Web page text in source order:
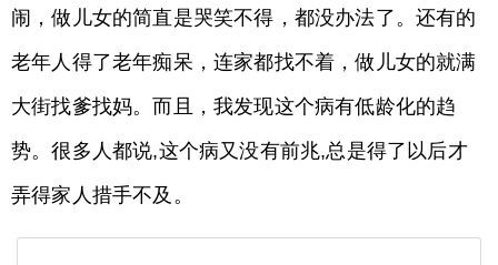
闹，做儿女的简直是哭笑不得，都没办法了。还有的
老年人得了老年痴呆，连家都找不着，做儿女的就满
大街找爹找妈。而且，我发现这个病有低龄化的趋
势。很多人都说,这个病又没有前兆,总是得了以后才
弄得家人措手不及。